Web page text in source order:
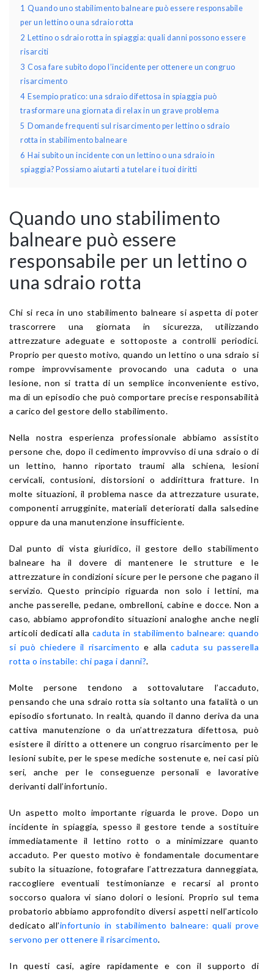
1 Quando uno stabilimento balneare può essere responsabile
per un lettino o una sdraio rotta
2
Lettino o sdraio rotta in spiaggia: quali danni possono essere
risarciti
3 Cosa fare subito dopo l’incidente per ottenere un congruo
risarcimento
4 Esempio pratico: una sdraio difettosa in spiaggia può
trasformare una giornata di relax in un grave problema
5 Domande frequenti sul risarcimento per lettino o sdraio
rotta in stabilimento balneare
6 Hai subito un incidente con un lettino o una sdraio in
spiaggia? Possiamo aiutarti a tutelare i tuoi diritti
Quando uno stabilimento
balneare può essere
responsabile per un lettino o
una sdraio rotta
Chi si reca in uno stabilimento balneare si aspetta di poter
trascorrere una giornata in sicurezza, utilizzando
attrezzature adeguate e sottoposte a controlli periodici.
Proprio per questo motivo, quando un lettino o una sdraio si
rompe improvvisamente provocando una caduta o una
lesione, non si tratta di un semplice inconveniente estivo,
ma di un episodio che può comportare precise responsabilità
a carico del gestore dello stabilimento.
Nella nostra esperienza professionale abbiamo assistito
persone che, dopo il cedimento improvviso di una sdraio o di
un lettino, hanno riportato traumi alla schiena, lesioni
cervicali, contusioni, distorsioni o addirittura fratture. In
molte situazioni, il problema nasce da attrezzature usurate,
componenti arrugginite, materiali deteriorati dalla salsedine
oppure da una manutenzione insufficiente.
Dal punto di vista giuridico, il gestore dello stabilimento
balneare ha il dovere di mantenere le strutture e le
attrezzature in condizioni sicure per le persone che pagano il
servizio. Questo principio riguarda non solo i lettini, ma
anche passerelle, pedane, ombrelloni, cabine e docce. Non a
caso, abbiamo approfondito situazioni analoghe anche negli
articoli dedicati alla caduta in stabilimento balneare: quando
si può chiedere il risarcimento e allacaduta su passerella
rotta o instabile: chi paga i danni?.
Molte persone tendono a sottovalutare l’accaduto,
pensando che una sdraio rotta sia soltanto una fatalità o un
episodio sfortunato. In realtà, quando il danno deriva da una
cattiva manutenzione o da un’attrezzatura difettosa, può
esistere il diritto a ottenere un congruo risarcimento per le
lesioni subite, per le spese mediche sostenute e, nei casi più
seri, anche per le conseguenze personali e lavorative
derivanti dall’infortunio.
Un aspetto molto importante riguarda le prove. Dopo un
incidente in spiaggia, spesso il gestore tende a sostituire
immediatamente il lettino rotto o a minimizzare quanto
accaduto. Per questo motivo è fondamentale documentare
subito la situazione, fotografare l’attrezzatura danneggiata,
raccogliere eventuali testimonianze e recarsi al pronto
soccorso qualora vi siano dolori o lesioni. Proprio sul tema
probatorio abbiamo approfondito diversi aspetti nell’articolo
dedicato all’infortunio in stabilimento balneare: quali prove
servono per ottenere il risarcimento.
In questi casi, agire rapidamente e con il supporto di